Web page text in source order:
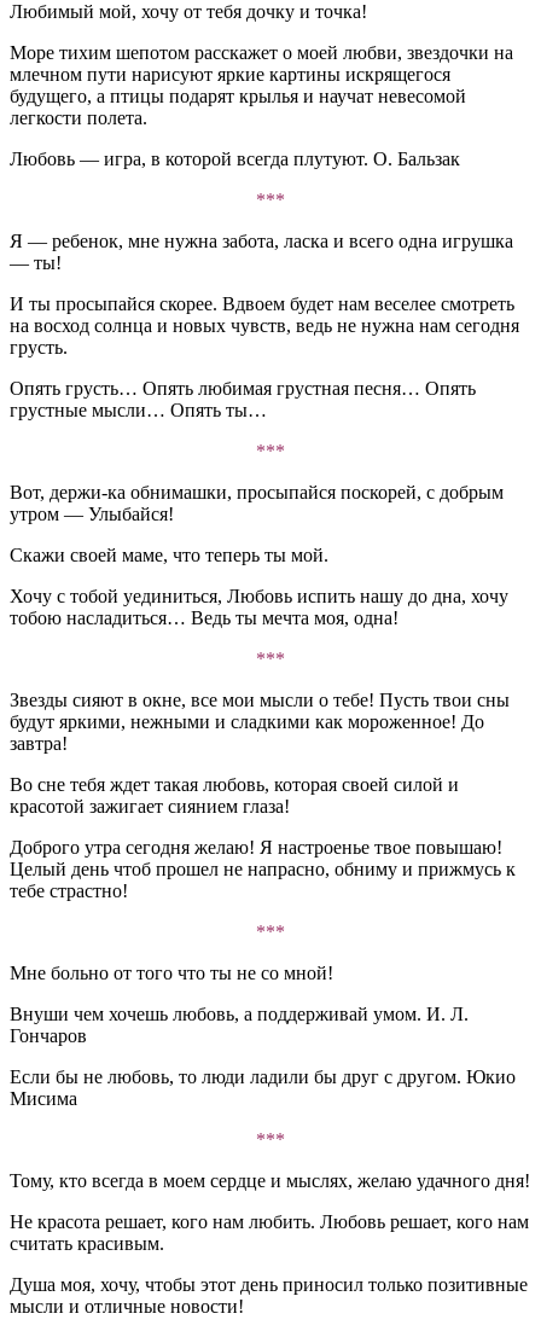
Любимый мой, хочу от тебя дочку и точка!
Море тихим шепотом расскажет о моей любви, звездочки на
млечном пути нарисуют яркие картины искрящегося
будущего, а птицы подарят крылья и научат невесомой
легкости полета.
Любовь — игра, в которой всегда плутуют. О. Бальзак
***
Я — ребенок, мне нужна забота, ласка и всего одна игрушка
— ты!
И ты просыпайся скорее. Вдвоем будет нам веселее смотреть
на восход солнца и новых чувств, ведь не нужна нам сегодня
грусть.
Опять грусть… Опять любимая грустная песня… Опять
грустные мысли… Опять ты…
***
Вот, держи-ка обнимашки, просыпайся поскорей, с добрым
утром — Улыбайся!
Скажи своей маме, что теперь ты мой.
Хочу с тобой уединиться, Любовь испить нашу до дна, хочу
тобою насладиться… Ведь ты мечта моя, одна!
***
Звезды сияют в окне, все мои мысли о тебе! Пусть твои сны
будут яркими, нежными и сладкими как мороженное! До
завтра!
Во сне тебя ждет такая любовь, которая своей силой и
красотой зажигает сиянием глаза!
Доброго утра сегодня желаю! Я настроенье твое повышаю!
Целый день чтоб прошел не напрасно, обниму и прижмусь к
тебе страстно!
***
Мне больно от того что ты не со мной!
Внуши чем хочешь любовь, а поддерживай умом. И. Л.
Гончаров
Если бы не любовь, то люди ладили бы друг с другом. Юкио
Мисима
***
Тому, кто всегда в моем сердце и мыслях, желаю удачного дня!
Не красота решает, кого нам любить. Любовь решает, кого нам
считать красивым.
Душа моя, хочу, чтобы этот день приносил только позитивные
мысли и отличные новости!